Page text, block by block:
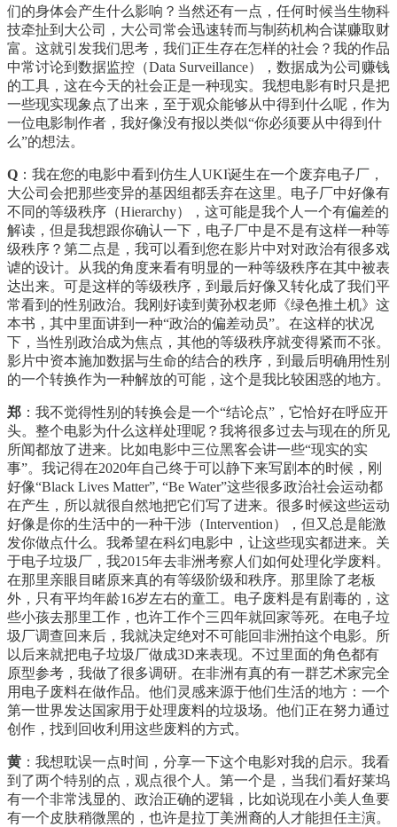
们的身体会产生什么影响？当然还有一点，任何时候当生物科
技牵扯到大公司，大公司常会迅速转而与制药机构合谋赚取财
富。这就引发我们思考，我们正生存在怎样的社会？我的作品
中常讨论到数据监控（Data Surveillance），数据成为公司赚钱
的工具，这在今天的社会正是一种现实。我想电影有时只是把
一些现实现象点了出来，至于观众能够从中得到什么呢，作为
一位电影制作者，我好像没有报以类似“你必须要从中得到什
么”的想法。
Q ：我在您的电影中看到仿生人UKI诞生在一个废弃电子厂，
大公司会把那些变异的基因组都丢弃在这里。电子厂中好像有
不同的等级秩序（Hierarchy），这可能是我个人一个有偏差的
解读，但是我想跟你确认一下，电子厂中是不是有这样一种等
级秩序？第二点是，我可以看到您在影片中对对政治有很多戏
谑的设计。从我的角度来看有明显的一种等级秩序在其中被表
达出来。可是这样的等级秩序，到最后好像又转化成了我们平
常看到的性别政治。我刚好读到黄孙权老师《绿色推土机》这
本书，其中里面讲到一种“政治的偏差动员”。在这样的状况
下，当性别政治成为焦点，其他的等级秩序就变得紧而不张。
影片中资本施加数据与生命的结合的秩序，到最后明确用性别
的一个转换作为一种解放的可能，这个是我比较困惑的地方。
郑 ：我不觉得性别的转换会是一个“结论点”，它恰好在呼应开
头。整个电影为什么这样处理呢？我将很多过去与现在的所见
所闻都放了进来。比如电影中三位黑客会讲一些“现实的实
事”。我记得在2020年自己终于可以静下来写剧本的时候，刚
好像“Black Lives Matter”, “Be Water”这些很多政治社会运动都
在产生，所以就很自然地把它们写了进来。很多时候这些运动
好像是你的生活中的一种干涉（Intervention），但又总是能激
发你做点什么。我希望在科幻电影中，让这些现实都进来。关
于电子垃圾厂，我2015年去非洲考察人们如何处理化学废料。
在那里亲眼目睹原来真的有等级阶级和秩序。那里除了老板
外，只有平均年龄16岁左右的童工。电子废料是有剧毒的，这
些小孩去那里工作，也许工作个三四年就回家等死。在电子垃
圾厂调查回来后，我就决定绝对不可能回非洲拍这个电影。所
以后来就把电子垃圾厂做成3D来表现。不过里面的角色都有
原型参考，我做了很多调研。在非洲有真的有一群艺术家完全
用电子废料在做作品。他们灵感来源于他们生活的地方：一个
第一世界发达国家用于处理废料的垃圾场。他们正在努力通过
创作，找到回收利用这些废料的方式。
黄 ：我想耽误一点时间，分享一下这个电影对我的启示。我看
到了两个特别的点，观点很个人。第一个是，当我们看好莱坞
有一个非常浅显的、政治正确的逻辑，比如说现在小美人鱼要
有一个皮肤稍微黑的，也许是拉丁美洲裔的人才能担任主演。